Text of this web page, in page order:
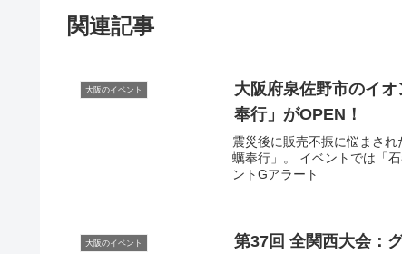
関連記事
大阪のイベント 大阪府泉佐野市のイ
奉行」がOPEN！
震災後に販売不振に悩まさ
蠣奉行」。 イベントでは「
ントGアラート
大阪のイベント 第37回 全関西大会：